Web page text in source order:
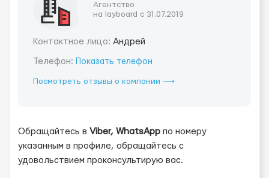
Агентство
на layboard с 31.07.2019
Контактное лицо: Андрей
Телефон: Показать телефон
Посмотреть отзывы о компании ⟶
Обращайтесь в Viber, WhatsApp по номеру
указанным в профиле, обращайтесь с
удовольствием проконсультирую вас.